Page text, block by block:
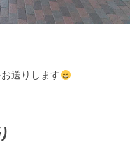
送りします